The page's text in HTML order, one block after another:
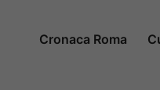
Cronaca Roma